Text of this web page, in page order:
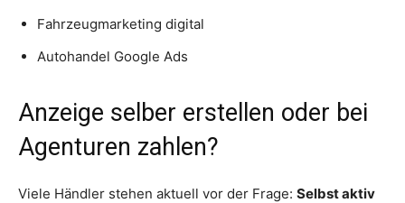
Fahrzeugmarketing digital
Autohandel Google Ads
Anzeige selber erstellen oder bei
Agenturen zahlen?
Viele Händler stehen aktuell vor der Frage: Selbst aktiv